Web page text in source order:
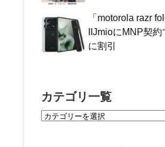
「motorola razr
IIJmioにMNP契
に割引
カテゴリ一覧